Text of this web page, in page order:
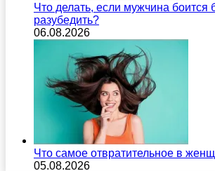
Что делать, если мужчина боится
разубедить?
06.08.2026
Что самое отвратительное в
05.08.2026